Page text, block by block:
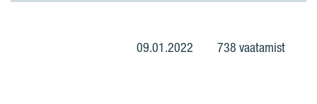
09.01.2022 738 vaatamist